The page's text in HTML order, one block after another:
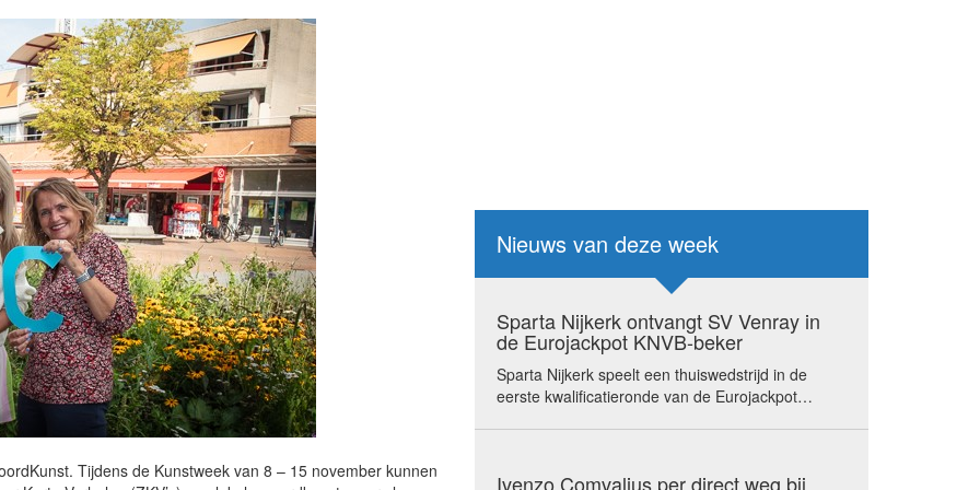
Tijdens de Kunstweek van 8 – 15 november kunnen
Nieuws van deze week
Sparta Nijkerk ontvangt SV Venray in
de Eurojackpot KNVB-beker
Sparta Nijkerk speelt een thuiswedstrijd in de
eerste kwalificatieronde van de Eurojackpot…
Ivenzo Comvalius per direct weg bij